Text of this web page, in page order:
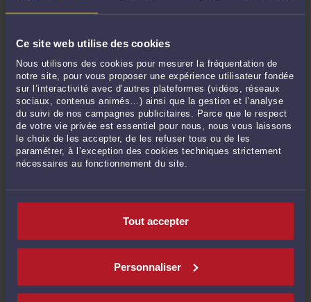
Ce site web utilise des cookies
Nous utilisons des cookies pour mesurer la fréquentation de
notre site, pour vous proposer une expérience utilisateur fondée
sur l’interactivité avec d’autres plateformes (vidéos, réseaux
sociaux, contenus animés…) ainsi que la gestion et l’analyse
du suivi de nos campagnes publicitaires. Parce que le respect
de votre vie privée est essentiel pour nous, nous vous laissons
le choix de les accepter, de les refuser tous ou de les
paramétrer, à l’exception des cookies techniques strictement
nécessaires au fonctionnement du site.
Tout accepter
Personnaliser
DES ASSURANCES EXCLUENT LA RESPONSABILITÉ
CONTRACTUELLE DE DROIT COMMUN (CIV. 3E, 28 MAI 2026, N° 24-
10.463)
ParJohanna LADOUCEle 05/06/2026
Assurance dommages-ouvrage : les sanctions du Code des assurances excluent
la responsabilité contractuelle de droit commun (Civ. 3e, 28 mai 2026, n° 24-
10.463) Le régime DO en bref L'assurance dommages-ouvrage (art. L. 242-1 C.
assur.) est une assurance obligatoire qui préfinance, sans recherche préalable
des responsabilités, ...Lire la suite >
CONTACTER ME LADOUCE
PRENDRE RDV EN CABINET